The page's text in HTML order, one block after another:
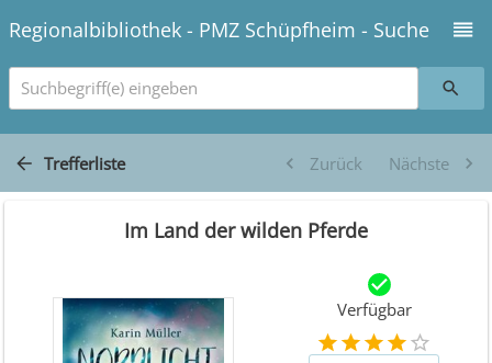
Regionalbibliothek - PMZ Schüpfheim - Suche
Suchbegriff(e) eingeben
Trefferliste Zurück Nächste
Im Land der wilden Pferde
Verfügbar